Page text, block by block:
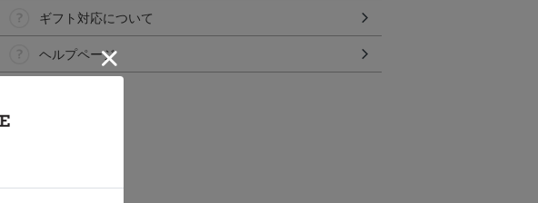
ギフト対応について
ヘルプページ